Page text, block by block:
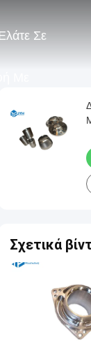
Σε
Σχετικά